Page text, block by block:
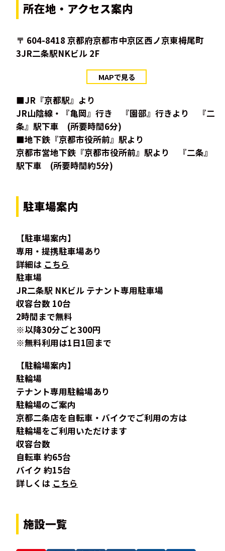
所在地・アクセス案内
〒 604-8418 京都府京都市中京区西ノ京東栂尾町
3JR二条駅NKビル 2F
MAPで見る
■JR『京都駅』より
JR山陰線・『亀岡』行き 『園部』行きより 『二
条』駅下車 (所要時間6分)
■地下鉄『京都市役所前』駅より
京都市営地下鉄『京都市役所前』駅より 『二条』
駅下車 (所要時間約5分)
駐車場案内
【駐車場案内】
専用・提携駐車場あり
詳細は こちら
駐車場
JR二条駅 NKビル テナント専用駐車場
収容台数 10台
2時間まで無料
※以降30分ごと300円
※無料利用は1日1回まで
【駐輪場案内】
駐輪場
テナント専用駐輪場あり
駐輪場のご案内
京都二条店を自転車・バイクでご利用の方は
駐輪場をご利用いただけます
収容台数
自転車 約65台
バイク 約15台
詳しくは こちら
施設一覧